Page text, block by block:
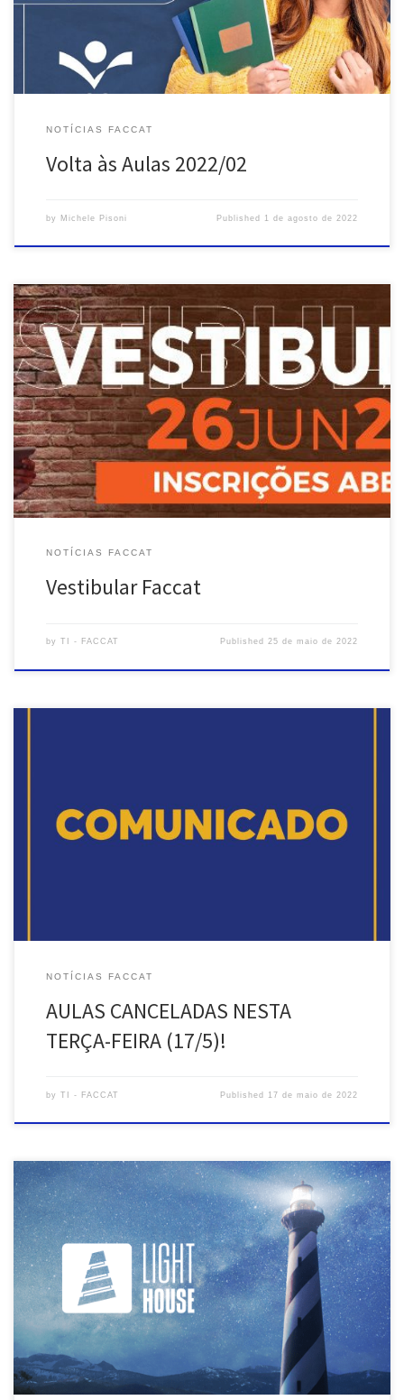
line, nas disciplinas Híbridas (30% das aulas poderão ser on-line =
6 aulas) e combinar os detalhes com […]
NOTÍCIAS FACCAT
Volta às Aulas 2022/02
by Michele Pisoni Published 1 de agosto de 2022
Mais informações no site da Faccat: www.faccat.br
NOTÍCIAS FACCAT
Vestibular Faccat
by TI - FACCAT Published25 de maio de 2022
foram CANCELADAS. O motivo do cancelamento é devido ao
alerta da Defesa Civil do Estado do Rio Grande do Sul sobre os
NOTÍCIAS FACCAT
AULAS CANCELADAS NESTA
TERÇA-FEIRA (17/5)!
by TI - FACCAT Published 17 de maio de 2022
A empresa Lighthouse (software house de Porto Alegre), que tem
parceria para treinamento de estagiários, com as Faculdades
Integradas de Taquara (Faccat), está selecionando acadêmicos
dos cursos de TI da Instituição para integrar à equipe de trabalho.
São duas vagas disponíveis e os acadêmicos selecionados
deverão cumprir 6 horas por […]